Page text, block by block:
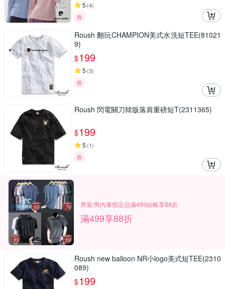
5 (4)
券
Roush 翻玩CHAMPION美式水洗短TEE(81021
9)
$199
5 (3)
券
Roush 閃電關刀韓版落肩重磅短T(2311365)
$199
5 (1)
券
男裝/男內著指定品滿499結帳享88折
滿499享88折
Roush new balloon NR小logo美式短TEE(2310
089)
$199